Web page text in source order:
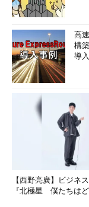
高
構
導
【西野亮廣】ビジネ
『北極星 僕たちはど